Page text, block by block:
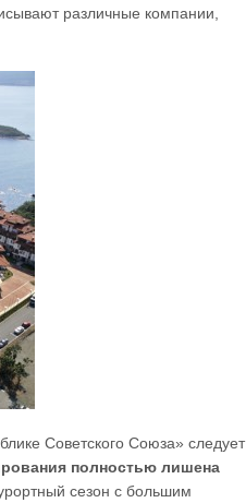
различные компании,
Советского Союза» следует
полностью лишена
сезон с большим